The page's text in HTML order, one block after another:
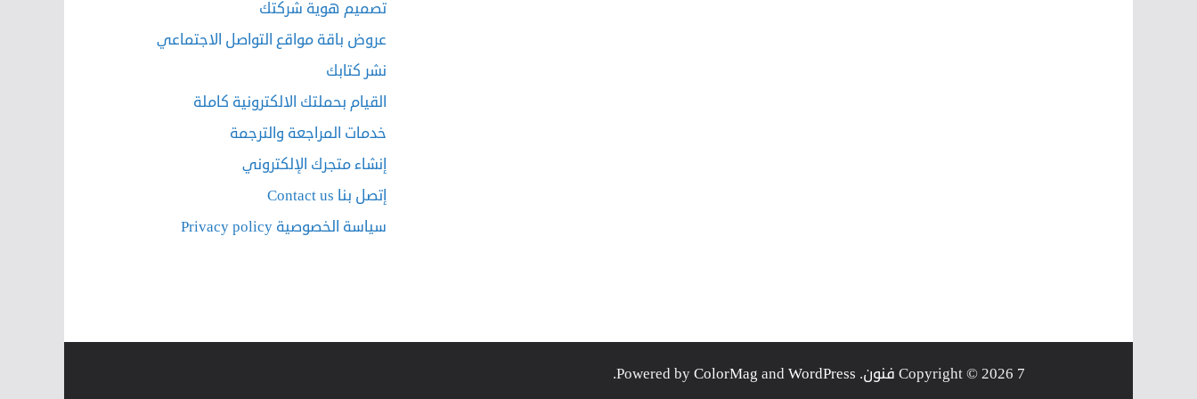
تصميم هوية شركتك
عروض باقة مواقع التواصل الاجتماعي
نشر كتابك
القيام بحملتك الالكترونية كاملة
خدمات المراجعة والترجمة
إنشاء متجرك الإلكتروني
إتصل بنا Contact us
سياسة الخصوصية Privacy policy
Copyright © 2026 7 فنون . Powered by
ColorMag andWordPress
.